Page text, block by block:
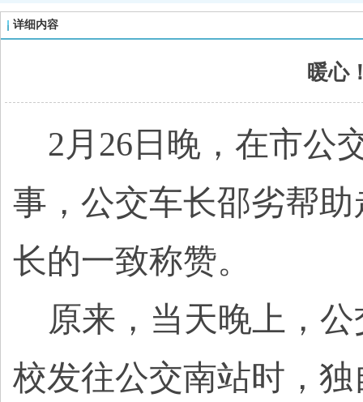
详细内容
暖心
2 月26日晚，在市公
事，公交车长邵劣帮
长的一致称赞。
原来，当天晚上，
校发往公交南站时，